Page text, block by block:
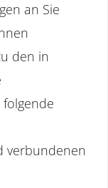
an Sie
den in
verbundenen